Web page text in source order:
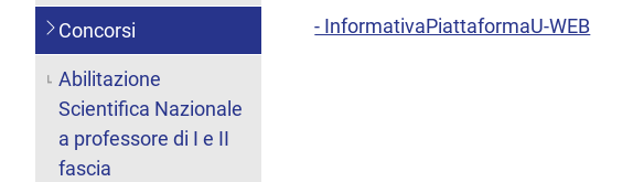
- InformativaPiattaformaU-WEB
Concorsi
Abilitazione
Scientifica Nazionale
a professore di I e II
fascia